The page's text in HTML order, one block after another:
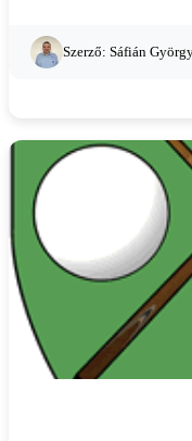
Szerző: Sáfián